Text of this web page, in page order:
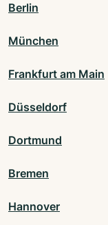
Berlin
München
Frankfurt am Main
Düsseldorf
Dortmund
Bremen
Hannover